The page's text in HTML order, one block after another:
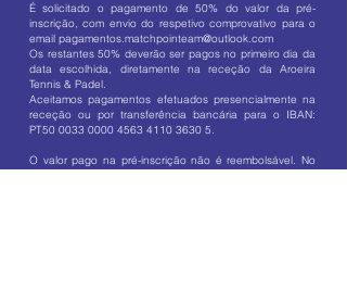
É solicitado o pagamento de 50% do valor da pré-
inscrição, com envio do respetivo comprovativo para o
email pagamentos.matchpointeam@outlook.com
Os restantes 50% deverão ser pagos no primeiro dia da
data escolhida, diretamente na receção da Aroeira
Tennis & Padel.
​Aceitamos pagamentos efetuados presencialmente na
receção ou por transferência bancária para o IBAN:
PT50 0033 0000 4563 4110 3630 5.
O valor pago na pré-inscrição não é reembolsável. No